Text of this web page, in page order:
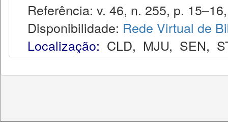
Referência: v. 46, n. 255, p.
Disponibilidade: Rede Virtual de
Localização: CLD, MJU, SEN,